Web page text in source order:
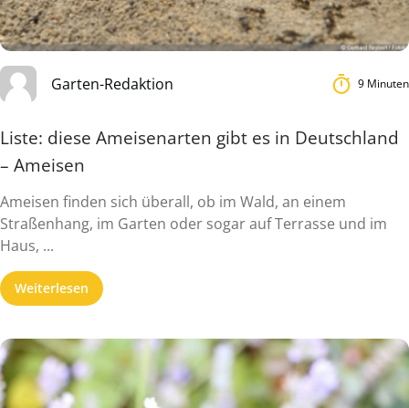
Garten-Redaktion 9 Minuten
Liste: diese Ameisenarten gibt es in Deutschland
– Ameisen
Ameisen finden sich überall, ob im Wald, an einem
Straßenhang, im Garten oder sogar auf Terrasse und im
Haus, ...
Weiterlesen